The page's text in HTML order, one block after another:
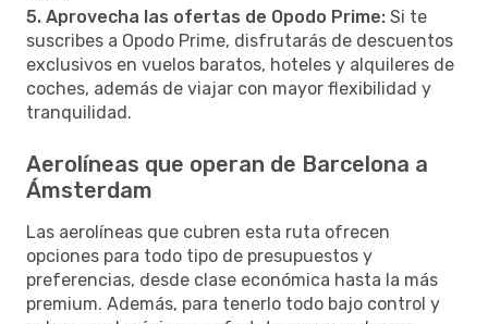
5. Aprovecha las ofertas de Opodo Prime: Si te
suscribes a Opodo Prime, disfrutarás de descuentos
exclusivos en vuelos baratos, hoteles y alquileres de
coches, además de viajar con mayor flexibilidad y
tranquilidad.
Aerolíneas que operan de Barcelona a
Ámsterdam
Las aerolíneas que cubren esta ruta ofrecen
opciones para todo tipo de presupuestos y
preferencias, desde clase económica hasta la más
premium. Además, para tenerlo todo bajo control y